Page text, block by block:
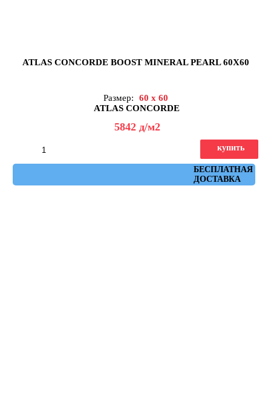
ATLAS CONCORDE BOOST MINERAL PEARL 60X60
Размер:
60 x 60
ATLAS CONCORDE
5842 д/м2
БЕСПЛАТНАЯ
ДОСТАВКА
купить